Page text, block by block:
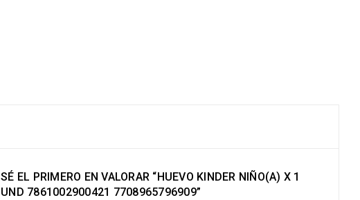
SÉ EL PRIMERO EN VALORAR “HUEVO KINDER NIÑO(A) X 1
UND 7861002900421 7708965796909”